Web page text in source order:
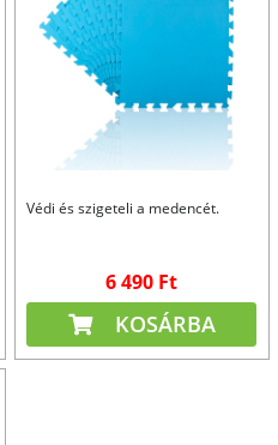
Védi és szigeteli a medencét.
6 490 Ft
KOSÁRBA